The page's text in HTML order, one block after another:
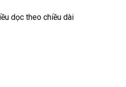
dọc theo chiều dài